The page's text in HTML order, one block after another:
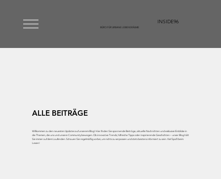
INSIDE96
BÜRO FÜR URBANE LEBENSRÄUME
ALLE BEITRÄGE
Willkommen zu den neuesten Updates auf unserem Blog! Hier finden Sie spannende Beiträge, aktuelle Nachrichten und exklusive Einblicke in
die Themen, die uns und unsere Community bewegen. Ob innovative Trends, hilfreiche Tipps oder inspirierende Geschichten – unser Blog hält
Sie immer auf dem Laufenden. Schauen Sie regelmäßig vorbei, um nichts zu verpassen und stets bestens informiert zu sein. Viel Spaß beim
Lesen!